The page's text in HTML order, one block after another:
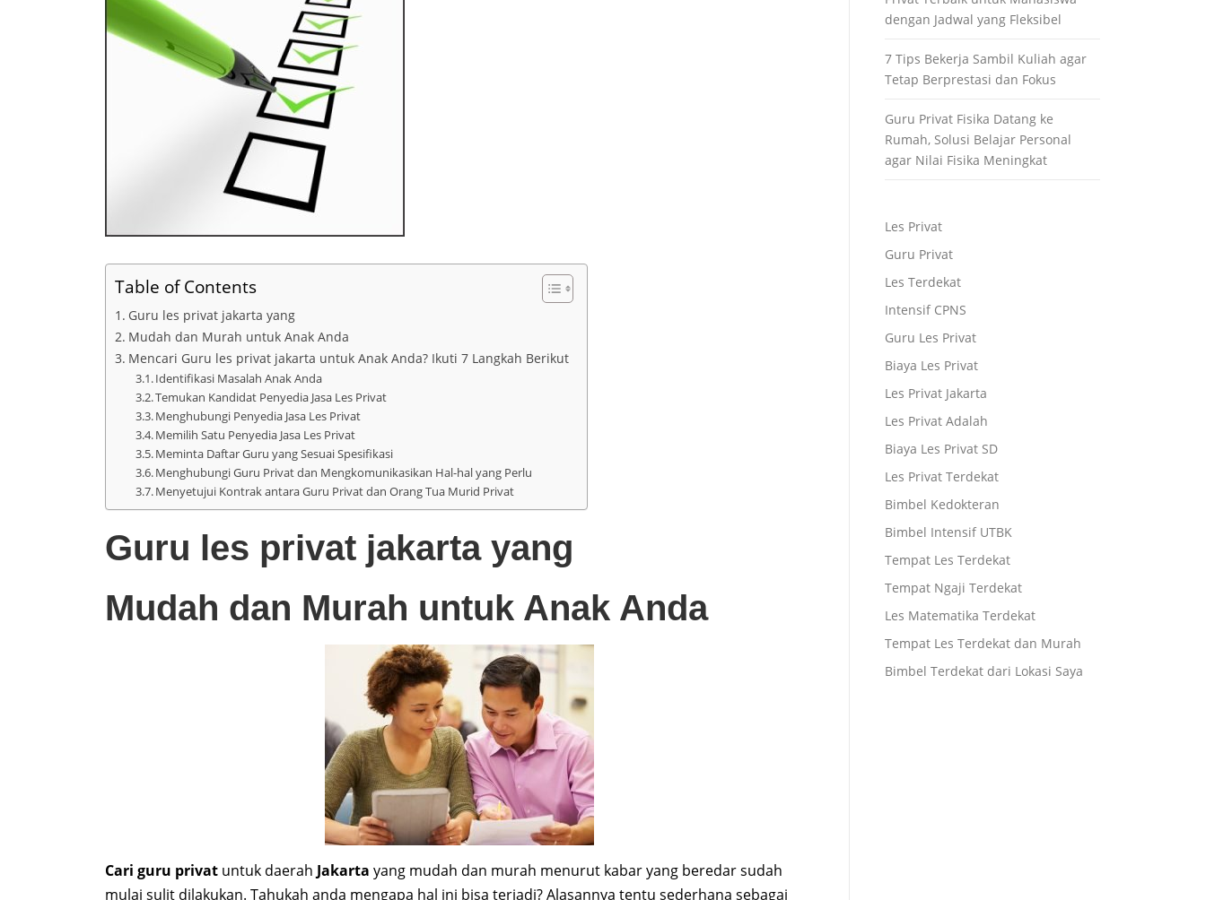
Table of Contents
Guru les privat jakarta yang
Mudah dan Murah untuk Anak Anda
Mencari Guru les privat jakarta untuk Anak Anda? Ikuti 7 Langkah Berikut
Identifikasi Masalah Anak Anda
Temukan Kandidat Penyedia Jasa Les Privat
Menghubungi Penyedia Jasa Les Privat
Memilih Satu Penyedia Jasa Les Privat
Meminta Daftar Guru yang Sesuai Spesifikasi
Menghubungi Guru Privat dan Mengkomunikasikan Hal-hal yang Perlu
Menyetujui Kontrak antara Guru Privat dan Orang Tua Murid Privat
Guru les privat jakarta yang
Mudah dan Murah untuk Anak Anda
Cari guru privat untuk daerah Jakarta yang mudah dan murah menurut kabar yang beredar sudah
mulai sulit dilakukan. Tahukah anda mengapa hal ini bisa terjadi? Alasannya tentu sederhana sebagai
dengan Jadwal yang Fleksibel
7 Tips Bekerja Sambil Kuliah agar
Tetap Berprestasi dan Fokus
Guru Privat Fisika Datang ke
Rumah, Solusi Belajar Personal
agar Nilai Fisika Meningkat
Les Privat
Guru Privat
Les Terdekat
Intensif CPNS
Guru Les Privat
Biaya Les Privat
Les Privat Jakarta
Les Privat Adalah
Biaya Les Privat SD
Les Privat Terdekat
Bimbel Kedokteran
Bimbel Intensif UTBK
Tempat Les Terdekat
Tempat Ngaji Terdekat
Les Matematika Terdekat
Tempat Les Terdekat dan Murah
Bimbel Terdekat dari Lokasi Saya